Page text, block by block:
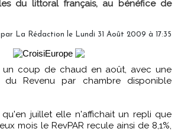
du littoral français, au bénéfice de
par La Rédaction le Lundi 31 Août 2009 à 17:35
du Revenu par chambre disponible
qu'en juillet elle n'affichait un repli que
mois le RevPAR recule ainsi de 8,1%,